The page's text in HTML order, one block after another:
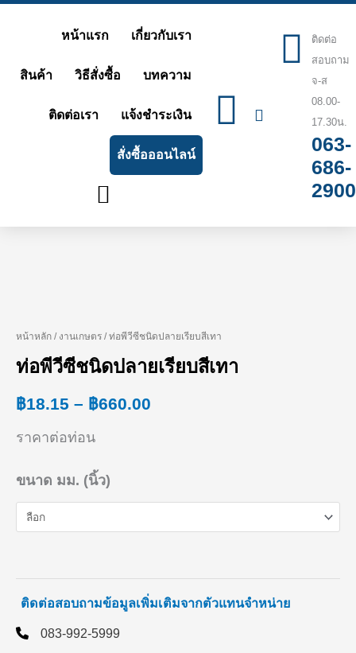
content
หน้าแรก เกี่ยวกับเรา
สินค้า วิธีสั่งซื้อ บทความ
ติดต่อเรา แจ้งชำระเงิน
สั่งซื้อออนไลน์
ติดต่อ
สอบถาม
จ-ส
08.00-
17.30น.
063-
686-
2900
หน้าหลัก / งานเกษตร / ท่อพีวีซีชนิดปลายเรียบสีเทา
ท่อพีวีซีชนิดปลายเรียบสีเทา
฿18.15 – ฿660.00
Price
range:
ราคาต่อท่อน
ขนาด มม. (นิ้ว)
ติดต่อสอบถามข้อมูลเพิ่มเติมจากตัวแทนจำหน่าย
083-992-5999